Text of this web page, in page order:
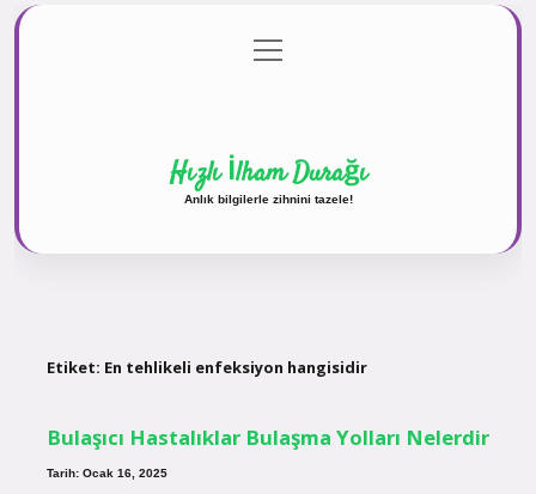
Gizlilik Politikası
menüyü
aç
Hızlı İlham Durağı
Anlık bilgilerle zihnini tazele!
Etiket: En tehlikeli enfeksiyon hangisidir
Bulaşıcı Hastalıklar Bulaşma Yolları Nelerdir
Tarih: Ocak 16, 2025